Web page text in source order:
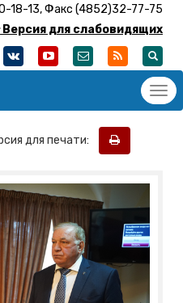
18-13, Факс (4852)32-77-75
Версия для слабовидящих
для печати: